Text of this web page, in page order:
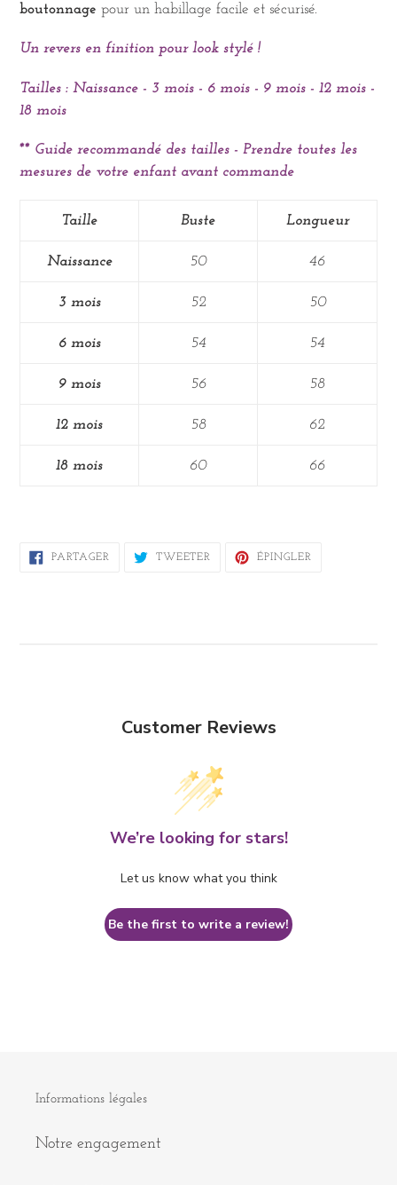
boutonnage pour un habillage facile et sécurisé.
Un revers en finition pour look stylé !
Tailles : Naissance - 3 mois - 6 mois - 9 mois - 12 mois -
18 mois
** Guide recommandé des tailles - Prendre toutes les
mesures de votre enfant avant commande
Taille Buste Longueur
Naissance 50 46
3 mois 52 50
6 mois 54 54
9 mois 56 58
12 mois 58 62
18 mois 60 66
PARTAGER PARTAGERTWEETER TWEETERÉPINGLER
Customer Reviews
We’re looking for stars!
Let us know what you think
Be the first to write a review!
Informations légales
Notre engagement